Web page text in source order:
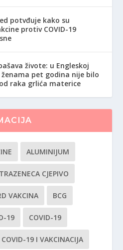
potvđuje kako su
protiv COVID-19
živote: u Engleskoj
pet godina nije bilo
raka grlića materice
ALUMINIJUM
CJEPIVO
VAKCINA BCG
19 COVID-19
COVID-19 I VAKCINACIJA